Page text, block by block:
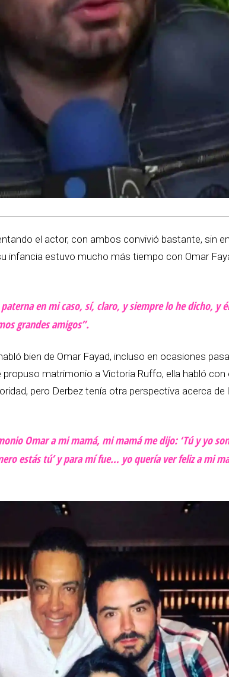
el actor, con ambos convivió bastante, sin
infancia estuvo mucho más tiempo con Omar
en mi caso, sí, claro, y siempre lo he dicho, y
grandes amigos”.
bien de Omar Fayad, incluso en ocasiones
propuso matrimonio a Victoria Ruffo, ella habló con
pero Derbez tenía otra perspectiva acerca de
Omar a mi mamá, mi mamá me dijo: ‘Tú y yo
estás tú’ y para mí fue… yo quería ver feliz a mi